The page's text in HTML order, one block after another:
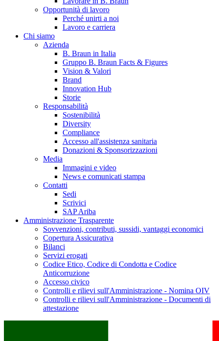
Scopri chi siamo ed entra nel mondo di B. Braun in Italia: 4
sedi, 4 aziende, più di 700 dipendenti e un Centro di
Eccellenza a livello globale.
Opportunità di lavoro
Perché unirti a noi
Lavoro e carriera
Chi siamo
Azienda
B. Braun in Italia
Gruppo B. Braun Facts & Figures
Vision & Valori
Brand
Innovation Hub
Storie
Responsabilità
Sostenibilità
Diversity
Compliance
Accesso all'assistenza sanitaria
Donazioni & Sponsorizzazioni
Media
Immagini e video
News e comunicati stampa
Contatti
Sedi
Scrivici
SAP Ariba
Amministrazione Trasparente
Sovvenzioni, contributi, sussidi, vantaggi economici
Copertura Assicurativa
Bilanci
Servizi erogati
Codice Etico, Codice di Condotta e Codice
Anticorruzione
Accesso civico
Controlli e rilievi sull'Amministrazione - Nomina OIV
Controlli e rilievi sull'Amministrazione - Documenti di
attestazione